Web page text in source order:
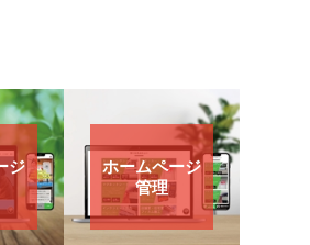
ジ
ホームページ
管理